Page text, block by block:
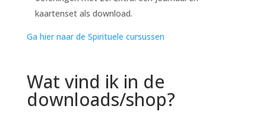
kaartenset als download.
Ga hier naar de Spirituele cursussen
Wat vind ik in de
downloads/shop?